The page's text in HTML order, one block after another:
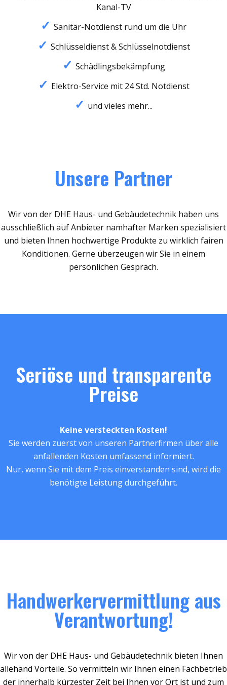
Kanal-TV
Sanitär-Notdienst rund um die Uhr
Schlüsseldienst & Schlüsselnotdienst
Schädlingsbekämpfung
Elektro-Service mit 24 Std. Notdienst
und vieles mehr...
Unsere Partner
Wir von der DHE Haus- und Gebäudetechnik haben uns
ausschließlich auf Anbieter namhafter Marken spezialisiert
und bieten Ihnen hochwertige Produkte zu wirklich fairen
Konditionen. Gerne überzeugen wir Sie in einem
persönlichen Gespräch.
Seriöse und transparente
Preise
Keine versteckten Kosten!
Sie werden zuerst von unseren Partnerfirmen über alle
anfallenden Kosten umfassend informiert.
Nur, wenn Sie mit dem Preis einverstanden sind, wird die
benötigte Leistung durchgeführt.
Handwerkervermittlung aus
Verantwortung!
Wir von der DHE Haus- und Gebäudetechnik bieten Ihnen
allehand Vorteile. So vermitteln wir Ihnen einen Fachbetrieb
der innerhalb kürzester Zeit bei Ihnen vor Ort ist und zum